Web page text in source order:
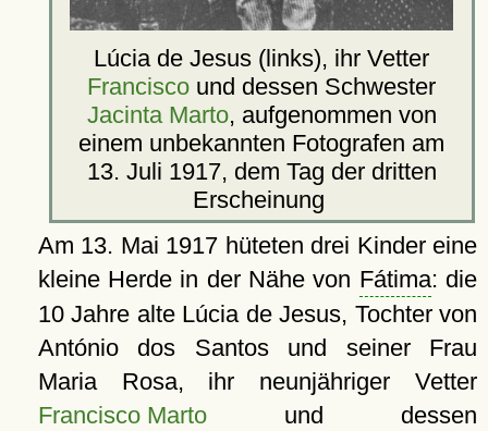
Lúcia de Jesus (links), ihr Vetter
Francisco und dessen Schwester
Jacinta Marto, aufgenommen von
einem unbekannten Fotografen am
13. Juli 1917, dem Tag der dritten
Erscheinung
Am 13. Mai 1917 hüteten drei Kinder eine
kleine Herde in der Nähe von Fátima: die
10 Jahre alte Lúcia de Jesus, Tochter von
António dos Santos und seiner Frau
Maria Rosa, ihr neunjähriger Vetter
Francisco Martound dessen